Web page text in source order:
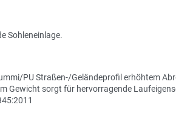
Sohleneinlage.
PU Straßen-/Geländeprofil erhöhtem
Gewicht sorgt für hervorragende